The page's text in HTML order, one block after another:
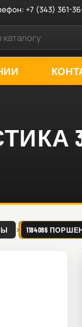
+7 (343) 361-
1184086